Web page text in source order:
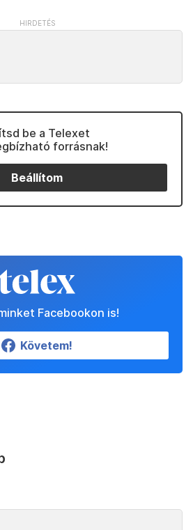
be a Telexet
forrásnak!
Beállítom
Facebookon is!
Követem!